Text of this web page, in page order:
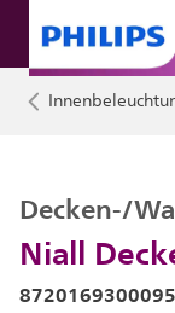
Niall
Decken-/
8720169300095